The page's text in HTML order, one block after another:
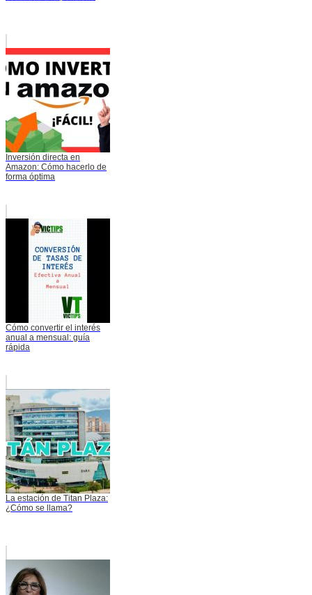
Inversión directa en
Amazon: Cómo hacerlo de
forma óptima
Cómo convertir el interés
anual a mensual: guía
rápida
La estación de Titan Plaza:
¿Cómo se llama?